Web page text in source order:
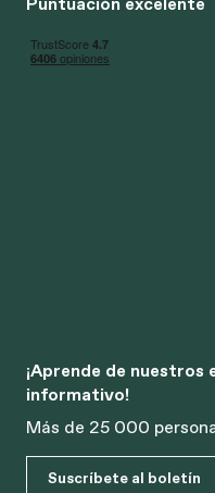
¡Aprende de
informativo!
Más de 25 000
Suscríbete al boletín